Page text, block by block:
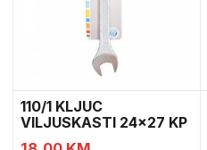
110/1 KLJUC
VILJUSKASTI 24×27 KP